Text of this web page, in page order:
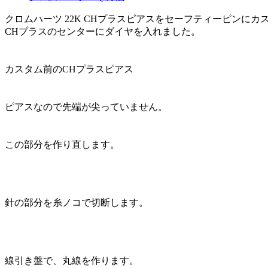
クロムハーツ 22K CHプラスピアスをセーフティーピンにカ
CHプラスのセンターにダイヤを入れました。
カスタム前のCHプラスピアス
ピアスなので先端が尖っていません。
この部分を作り直します。
針の部分を糸ノコで切断します。
線引き盤で、丸線を作ります。